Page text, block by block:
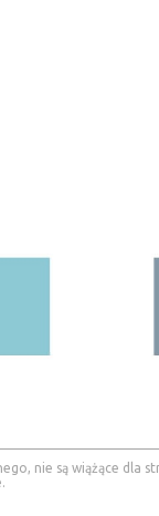
nie są wiążące dla